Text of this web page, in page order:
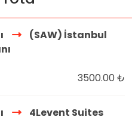
(SAW) İstanbul
3500.00 ₺
4Levent Suites